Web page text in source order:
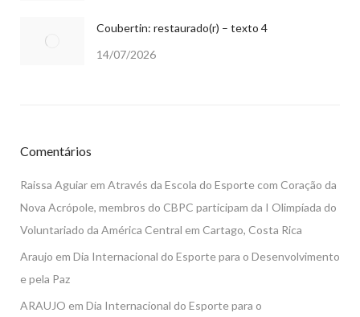
Coubertin: restaurado(r) – texto 4
14/07/2026
Comentários
Raissa Aguiar em Através da Escola do Esporte com Coração da
Nova Acrópole, membros do CBPC participam da I Olimpíada do
Voluntariado da América Central em Cartago, Costa Rica
Araujo em Dia Internacional do Esporte para o Desenvolvimento
e pela Paz
ARAUJO em Dia Internacional do Esporte para o